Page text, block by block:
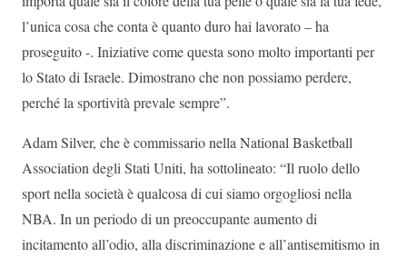
l’unica cosa che conta è quanto duro hai lavorato – ha
proseguito -. Iniziative come questa sono molto importanti per
lo Stato di Israele. Dimostrano che non possiamo perdere,
perché la sportività prevale sempre”.
Adam Silver, che è commissario nella National Basketball
Association degli Stati Uniti, ha sottolineato: “Il ruolo dello
sport nella società è qualcosa di cui siamo orgogliosi nella
NBA. In un periodo di un preoccupante aumento di
incitamento all’odio, alla discriminazione e all’antisemitismo in